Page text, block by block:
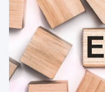
a
g
r
o
e
n
i
o
k
u
–
a
k
i